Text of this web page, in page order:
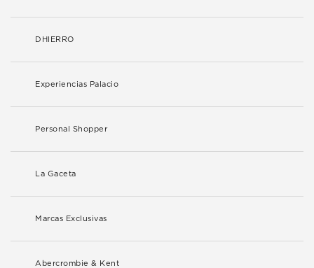
DHIERRO
Experiencias Palacio
Personal Shopper
La Gaceta
Marcas Exclusivas
Abercrombie & Kent